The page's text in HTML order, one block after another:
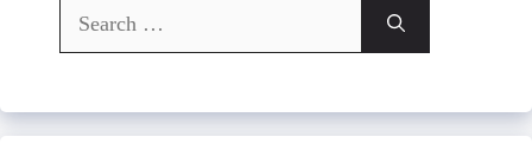
Search
for: